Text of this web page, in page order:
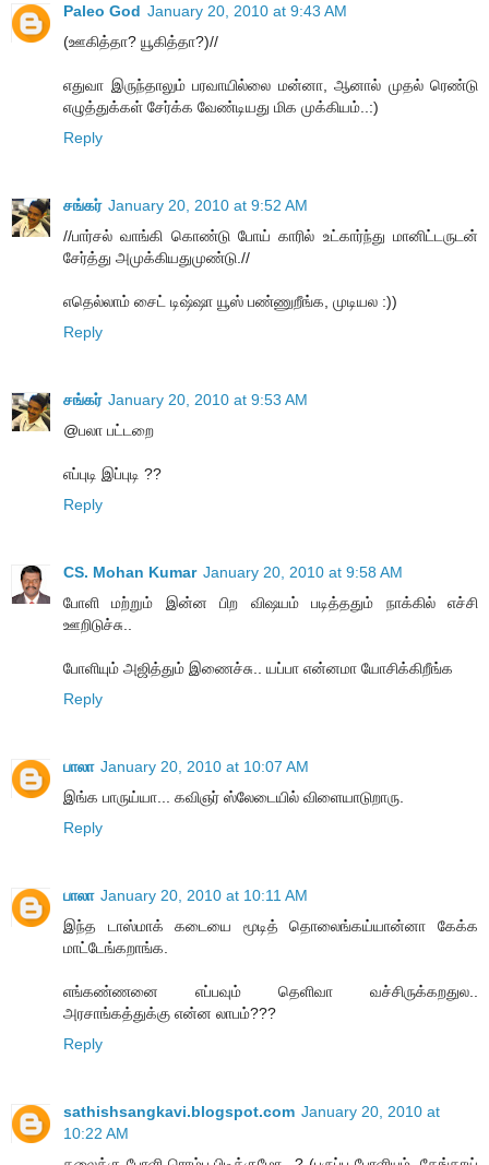
Paleo God January 20, 2010 at 9:43 AM
(ஊகித்தா? யூகித்தா?)//
எதுவா இருந்தாலும் பரவாயில்லை மன்னா, ஆனால் முதல் ரெண்டு
எழுத்துக்கள் சேர்க்க வேண்டியது மிக முக்கியம்..:)
Reply
சங்கர் January 20, 2010 at 9:52 AM
//பார்சல் வாங்கி கொண்டு போய் காரில் உட்கார்ந்து மானிட்டருடன்
சேர்த்து அமுக்கியதுமுண்டு.//
எதெல்லாம் சைட் டிஷ்ஷா யூஸ் பண்ணுறீங்க, முடியல :))
Reply
சங்கர் January 20, 2010 at 9:53 AM
@பலா பட்டறை
எப்புடி இப்புடி ??
Reply
CS. Mohan Kumar January 20, 2010 at 9:58 AM
போளி மற்றும் இன்ன பிற விஷயம் படித்ததும் நாக்கில் எச்சி
ஊறிடுச்சு..
போளியும் அஜித்தும் இணைச்சு.. யப்பா என்னமா யோசிக்கிறீங்க
Reply
பாலா January 20, 2010 at 10:07 AM
இங்க பாருய்யா... கவிஞர் ஸ்லேடையில் விளையாடுறாரு.
Reply
பாலா January 20, 2010 at 10:11 AM
இந்த டாஸ்மாக் கடையை மூடித் தொலைங்கய்யான்னா கேக்க
மாட்டேங்கறாங்க.
எங்கண்ணனை எப்பவும் தெளிவா வச்சிருக்கறதுல..
அரசாங்கத்துக்கு என்ன லாபம்???
Reply
sathishsangkavi.blogspot.com January 20, 2010 at
10:22 AM